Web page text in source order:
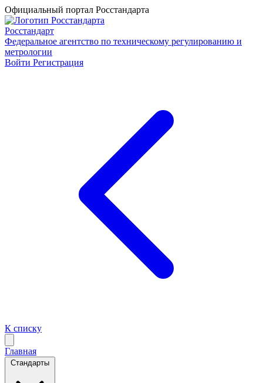
Официальный портал Росстандарта
Росстандарт
Федеральное агентство по техническому регулированию и
метрологии
Войти Регистрация
К списку
Главная
Стандарты